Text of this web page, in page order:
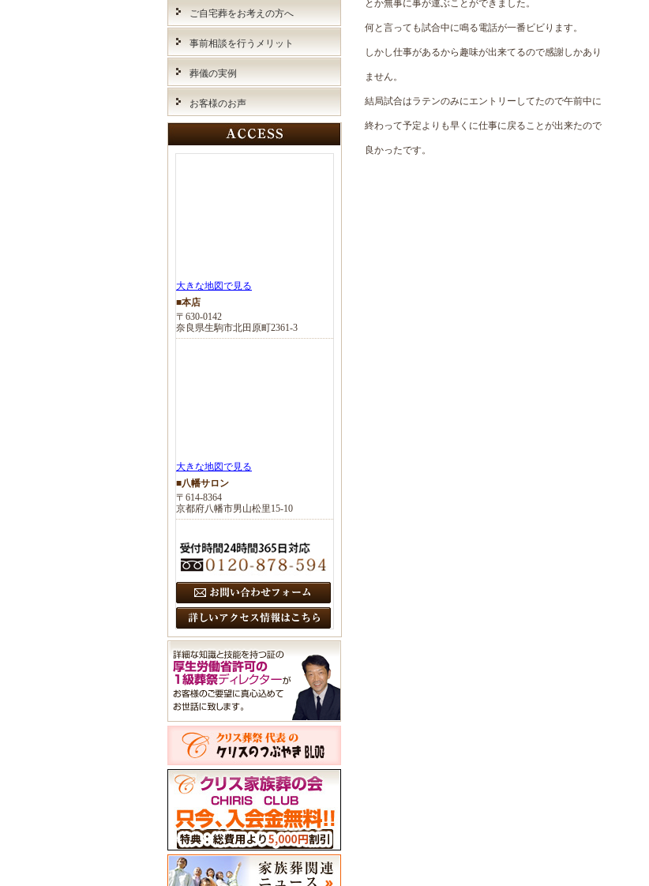
とか無事に事が運ぶことができました。
何と言っても試合中に鳴る電話が一番ビビります。
しかし仕事があるから趣味が出来てるので感謝しかあり
ません。
結局試合はラテンのみにエントリーしてたので午前中に
終わって予定よりも早くに仕事に戻ることが出来たので
良かったです。
ご自宅葬をお考えの方へ
事前相談を行うメリット
葬儀の実例
お客様のお声
大きな地図で見る
■本店
〒630-0142
奈良県生駒市北田原町2361-3
大きな地図で見る
■八幡サロン
〒614-8364
京都府八幡市男山松里15-10